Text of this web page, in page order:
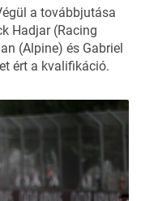
a továbbjutása
Hadjar (Racing
(Alpine) és Gabriel
ért a kvalifikáció.